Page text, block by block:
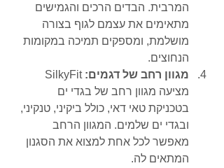
המרבית. הבדים הרכים והגמישים
מתאימים את עצמם לגוף בצורה
מושלמת, ומספקים תמיכה במקומות
הנחוצים.
מגוון רחב של דגמים:
מציעה מגוון רחב של בגדי ים
בטכניקת טאי דאי, כולל ביקיני, טנקיני,
ובגדי ים שלמים. המגוון הרחב
מאפשר לכל אחת למצוא את הסגנון
המתאים לה.